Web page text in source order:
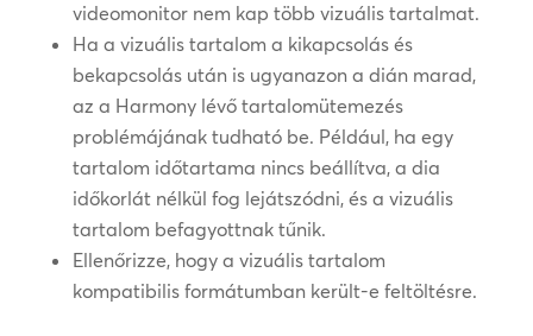
videomonitor nem kap több vizuális tartalmat.
Ha a vizuális tartalom a kikapcsolás és
bekapcsolás után is ugyanazon a dián marad,
az a Harmony lévő tartalomütemezés
problémájának tudható be. Például, ha egy
tartalom időtartama nincs beállítva, a dia
időkorlát nélkül fog lejátszódni, és a vizuális
tartalom befagyottnak tűnik.
Ellenőrizze, hogy a vizuális tartalom
kompatibilis formátumban került-e feltöltésre.